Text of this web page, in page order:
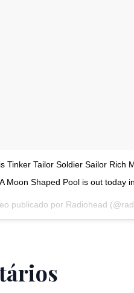
Tinker Tailor Soldier Sailor Rich
Moon Shaped Pool is out today
publicado por Radiohead